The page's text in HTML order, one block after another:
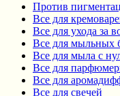
Против
Все для
Все для ухода за
Все для мыльных
Все для мыла с
Все для
Все для
Все для свечей